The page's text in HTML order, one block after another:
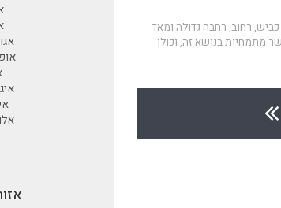
רחוב, רחבה גדולה ומאד
מתמחיות בנושא זה, וכולן